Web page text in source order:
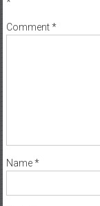
Comment*
Name*